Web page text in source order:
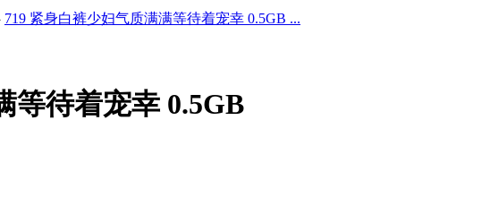
719 紧身白裤少妇气质满满等待着宠幸 0.5GB ...
等待着宠幸 0.5GB